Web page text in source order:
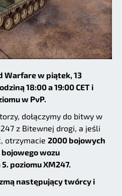
Warfare w piątek, 13
18:00 a 19:00 CET i
w PvP.
dołączymy do bitwy w
z Bitewnej drogi, a jeśli
otrzymacie 2000 bojowych
wozu
poziomu XM247.
następujący twórcy i